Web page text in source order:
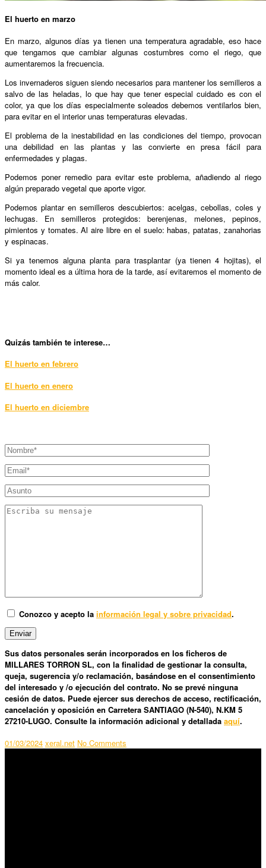
El huerto en marzo
En marzo, algunos días ya tienen una temperatura agradable, eso hace
que tengamos que cambiar algunas costumbres como el riego, que
aumentaremos la frecuencia.
Los invernaderos siguen siendo necesarios para mantener los semilleros a
salvo de las heladas, lo que hay que tener especial cuidado es con el
color, ya que los días especialmente soleados debemos ventilarlos bien,
para evitar en el interior unas temperaturas elevadas.
El problema de la inestabilidad en las condiciones del tiempo, provocan
una debilidad en las plantas y las convierte en presa fácil para
enfermedades y plagas.
Podemos poner remedio para evitar este problema, añadiendo al riego
algún preparado vegetal que aporte vigor.
Podemos plantar en semilleros descubiertos: acelgas, cebollas, coles y
lechugas. En semilleros protegidos: berenjenas, melones, pepinos,
pimientos y tomates. Al aire libre en el suelo: habas, patatas, zanahorias
y espinacas.
Si ya tenemos alguna planta para trasplantar (ya tienen 4 hojitas), el
momento ideal es a última hora de la tarde, así evitaremos el momento de
más calor.
Quizás también te interese…
El huerto en febrero
El huerto en enero
El huerto en diciembre
Conozco y acepto la información legal y sobre privacidad.
Sus datos personales serán incorporados en los ficheros de
MILLARES TORRON SL, con la finalidad de gestionar la consulta,
queja, sugerencia y/o reclamación, basándose en el consentimiento
del interesado y /o ejecución del contrato. No se prevé ninguna
cesión de datos. Puede ejercer sus derechos de acceso, rectificación,
cancelación y oposición en Carretera SANTIAGO (N-540), N.KM 5
27210-LUGO. Consulte la información adicional y detallada aquí.
01/03/2024 xeral.net No Comments